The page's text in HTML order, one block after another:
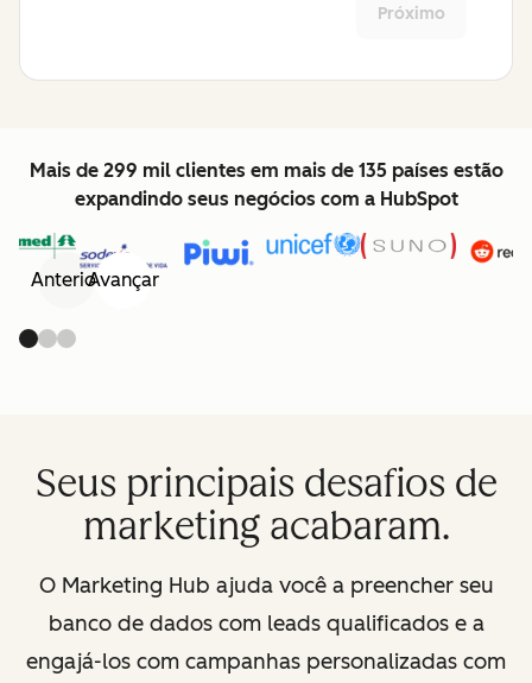
Próximo
Mais de 299 mil clientes em mais de 135 países estão
expandindo seus negócios com a HubSpot
AnteriorAvançar
Seus principais desafios de
marketing acabaram.
O Marketing Hub ajuda você a preencher seu
banco de dados com leads qualificados e a
engajá-los com campanhas personalizadas com